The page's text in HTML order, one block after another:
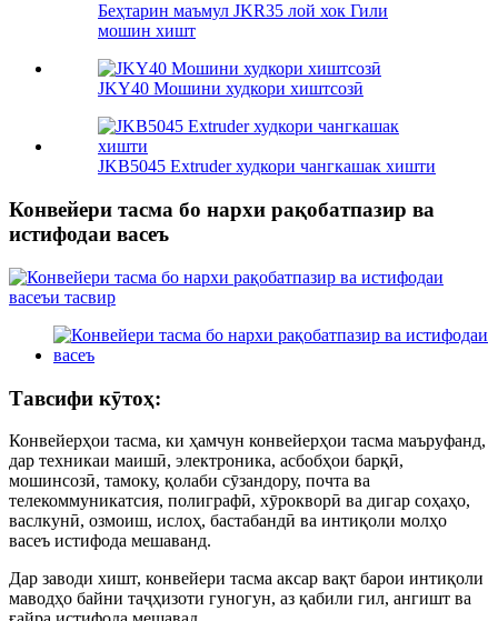
Беҳтарин маъмул JKR35 лой хок Гили
мошин хишт
JKY40 Мошини худкори хиштсозӣ
JKB5045 Extruder худкори чангкашак хишти
Конвейери тасма бо нархи рақобатпазир ва
истифодаи васеъ
Тавсифи кӯтоҳ:
Конвейерҳои тасма, ки ҳамчун конвейерҳои тасма маъруфанд,
дар техникаи маишӣ, электроника, асбобҳои барқӣ,
мошинсозӣ, тамоку, қолаби сӯзандору, почта ва
телекоммуникатсия, полиграфӣ, хӯрокворӣ ва дигар соҳаҳо,
васлкунӣ, озмоиш, ислоҳ, бастабандӣ ва интиқоли молҳо
васеъ истифода мешаванд.
Дар заводи хишт, конвейери тасма аксар вақт барои интиқоли
маводҳо байни таҷҳизоти гуногун, аз қабили гил, ангишт ва